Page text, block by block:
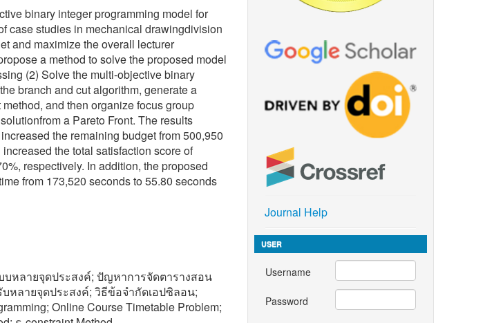
binary integer programming model for
case studies in mechanical drawingdivision
and maximize the overall lecturer
a method to solve the proposed model
(2) Solve the multi-objective binary
branch and cut algorithm, generate a
and then organize focus group
a Pareto Front. The results
the remaining budget from 500,950
the total satisfaction score of
respectively. In addition, the proposed
from 173,520 seconds to 55.80 seconds
หลายจุดประสงค์; ปัญหาการจัดตารางสอน
หลายจุดประสงค์; วิธีข้อจำกัดเอปซิลอน;
Online Course Timetable Problem;
Journal Help
USER
Username
Password